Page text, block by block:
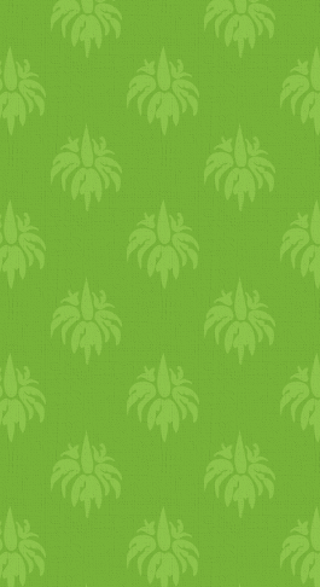
tesszük és 180
aranybarnára
kb. 30-40 perc
kivéve
teljesen
a
majd rákenjük